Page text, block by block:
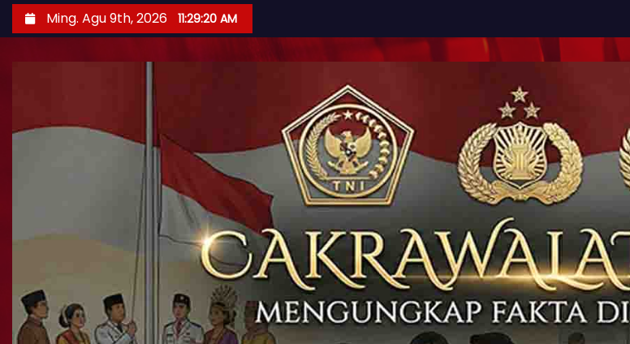
Ming. Agu 9th, 2026 11:29:22 AM